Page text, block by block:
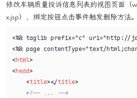
修改车辆质量投诉信息列表的视图页面（
x.jsp），绑定按钮点击事件触发删除方法。
<%@ taglib prefix="c" uri="http://
<html>
<head>
<title></title>
<!-- ... -->